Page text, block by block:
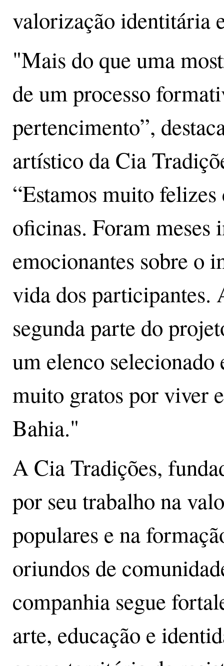
valorização identitária
"Mais do que uma
de um processo
pertencimento”,
artístico da Cia
“Estamos muito
oficinas. Foram meses
emocionantes sobre o
vida dos participantes.
segunda parte do
um elenco selecionado
muito gratos por viver
Bahia."
A Cia Tradições,
por seu trabalho na
populares e na
oriundos de
companhia segue
arte, educação e